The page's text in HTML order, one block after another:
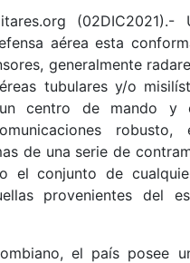
(02DIC2021).-
aérea esta
generalmente
tubulares y/o
un centro de mando y
robusto,
de una serie de
el conjunto de
provenientes del
el país posee